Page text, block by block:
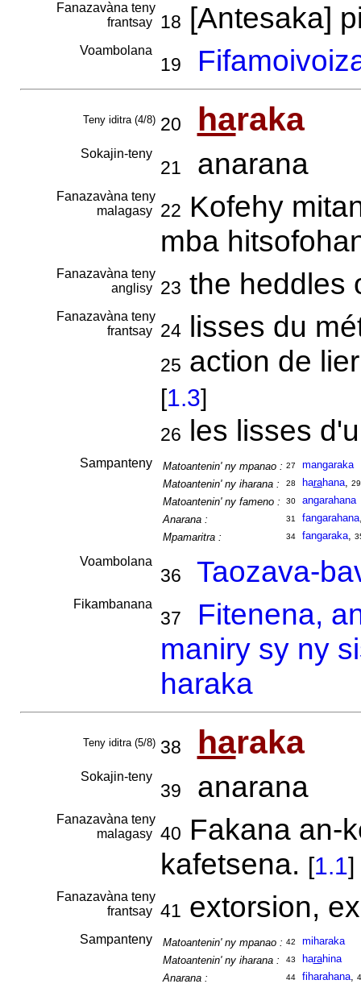
Fanazavàna teny
frantsay
18 [Antesaka]
Voambolana
19
Teny iditra (4/8) 20 haraka
Sokajin-teny
21 anarana
Fanazavàna teny
malagasy
22 Kofehy
mba
Fanazavàna teny
anglisy
23 the heddles
Fanazavàna teny
frantsay
24lisses du
25 action de
[1.3]
26 les lisses
Sampanteny Matoantenin' ny mpanao : 27
mangaraka
Matoantenin' ny iharana :
28 harahana, 29
Matoantenin' ny fameno : 30
angarahana
Anarana :
31 fangarahana
Mpamaritra :
34 fangaraka,
Voambolana
36 Taozava-
Fikambanana
37
Fitenena,
maniry sy ny
haraka
Teny iditra (5/8) 38 haraka
Sokajin-teny
39 anarana
Fanazavàna teny
malagasy 40 Fakana an-
kafetsena. [1.1]
Fanazavàna teny
frantsay 41 extorsion,
Sampanteny Matoantenin' ny mpanao : 42
miharaka
Matoantenin' ny iharana :
43 harahina
Anarana :
44 fiharahana,